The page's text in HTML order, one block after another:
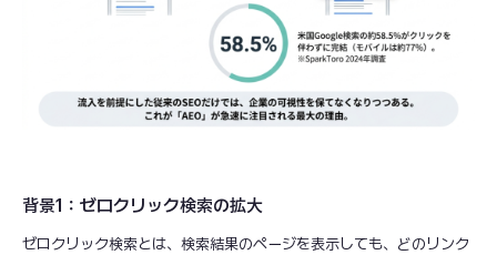
背景1：ゼロクリック検索の拡大
ゼロクリック検索とは、検索結果のページを表示しても、どのリンク